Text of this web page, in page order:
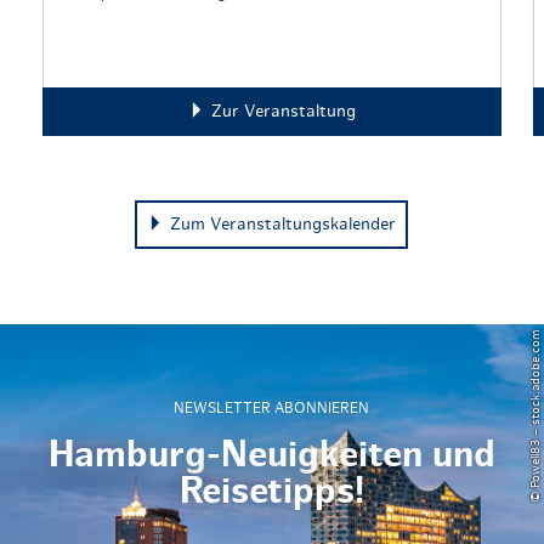
Zur Veranstaltung
Zum Veranstaltungskalender
NEWSLETTER ABONNIEREN
Hamburg-Neuigkeiten und
Reisetipps!
© Powell83 – stock.adobe.com